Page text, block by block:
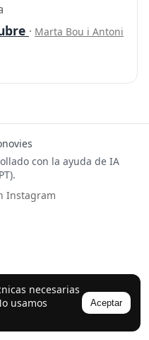
necesarias
usamos
Aceptar
· Marta Bou i Antoni
con la ayuda de IA
Instagram